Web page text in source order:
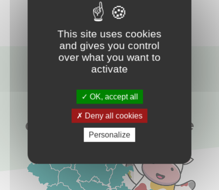
Toutes les actualités
Les communes
de Creuse Confluence
This site uses cookies
and gives you control
over what you want to
activate
OK, accept all
Deny all cookies
Personalize